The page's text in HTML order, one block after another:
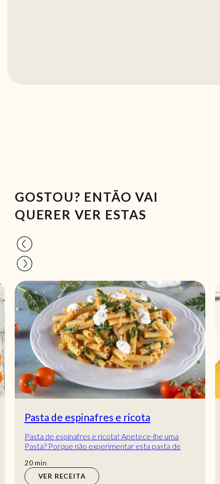
GOSTOU? ENTÃO VAI
QUERER VER ESTAS
Pasta de espinafres e ricota
Pasta de espinafres e ricota! Apetece-lhe uma
Pasta? Porque não experimentar esta pasta de
20min
min
VER RECEITA